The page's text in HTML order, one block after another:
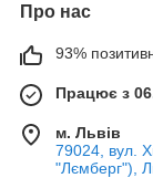
Про нас
93%
Працює з
м. Львів
79024, вул.
"Лємберг"),